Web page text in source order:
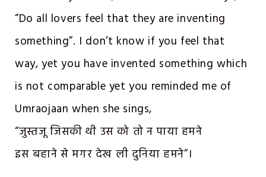
“Do all lovers feel that they are inventing
something”. I don’t know if you feel that
way, yet you have invented something which
is not comparable yet you reminded me of
Umraojaan when she sings,
“जुस्तजू जिसकी थी उस को तो न पाया हमने
इस बहाने से मगर देख ली दुनिया हमने”।